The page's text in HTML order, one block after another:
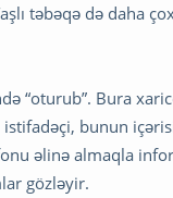
təbəqə də daha
“oturub”. Bura
bunun
əlinə almaqla
gözləyir.